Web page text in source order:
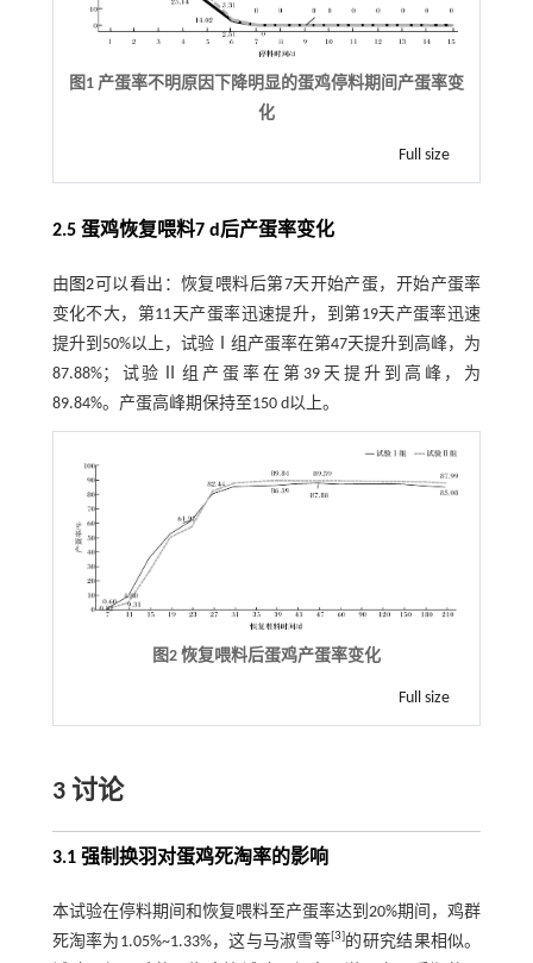
图1 产蛋率不明原因下降明显的蛋鸡停料期间产蛋率变
化
Full size
2.5 蛋鸡恢复喂料7 d后产蛋率变化
由 图2 可以看出：恢复喂料后第7天开始产蛋，开始产蛋率
变化不大，第11天产蛋率迅速提升，到第19天产蛋率迅速
提升到50%以上，试验Ⅰ组产蛋率在第47天提升到高峰，为
87.88%；试验Ⅱ组产蛋率在第39天提升到高峰，为
89.84%。产蛋高峰期保持至150 d以上。
图2 恢复喂料后蛋鸡产蛋率变化
Full size
3 讨论
3.1 强制换羽对蛋鸡死淘率的影响
本试验在停料期间和恢复喂料至产蛋率达到20%期间，鸡群
死淘率为1.05%~1.33%，这与马淑雪等[3]的研究结果相似。